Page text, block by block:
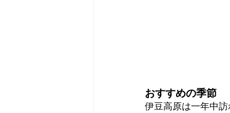
おすすめの季節
伊豆高原は一年中